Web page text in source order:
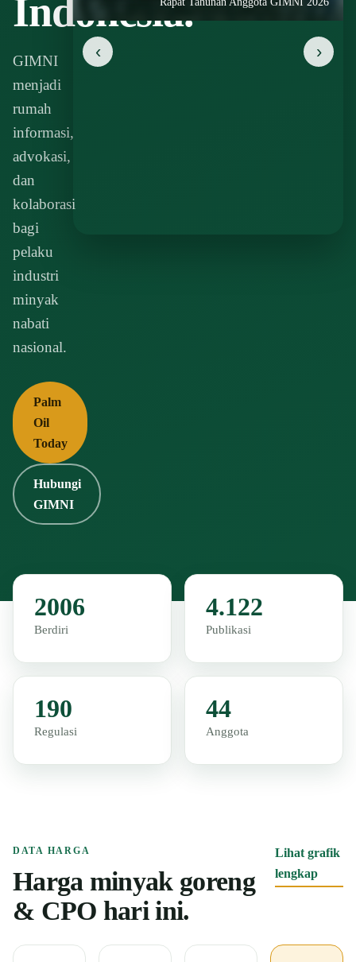
Indonesia.
GIMNI
menjadi
rumah
informasi,
advokasi,
dan
kolaborasi
bagi
pelaku
industri
minyak
nabati
nasional.
Palm
Oil
Today
Hubungi
GIMNI
‹ ›
2006
Berdiri
4.122
Publikasi
190
Regulasi
44
Anggota
DATA HARGA
Harga minyak goreng
& CPO hari ini.
Lihat grafik
lengkap